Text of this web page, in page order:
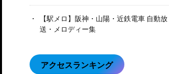
【駅メロ】阪神・山陽・近鉄電車 自動放
送・メロディー集
アクセスランキング